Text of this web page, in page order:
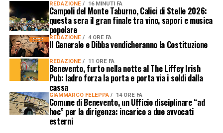
REDAZIONE 16 MINUTI FA
Campoli del Monte Taburno, Calici di Stelle 2026:
questa sera il gran finale tra vino, sapori e musica
popolare
REDAZIONE 4 ORE FA
Il Generale e Dibba vendicheranno la Costituzione
REDAZIONE 11 ORE FA
Benevento, furto nella notte al The Liffey Irish
Pub: ladro forza la porta e porta via i soldi dalla
cassa
GIAMMARCO FELEPPA 14 ORE FA
Comune di Benevento, un Ufficio disciplinare “ad
hoc” per la dirigenza: incarico a due avvocati
esterni